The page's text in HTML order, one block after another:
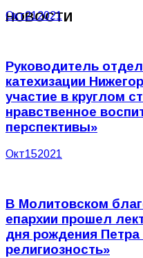
НОВОСТИ
Окт212021
Руководитель
катехизации
участие в круглом
нравственное
перспективы»
Окт152021
В Молитовском
епархии прошел
дня рождения
религиозность»